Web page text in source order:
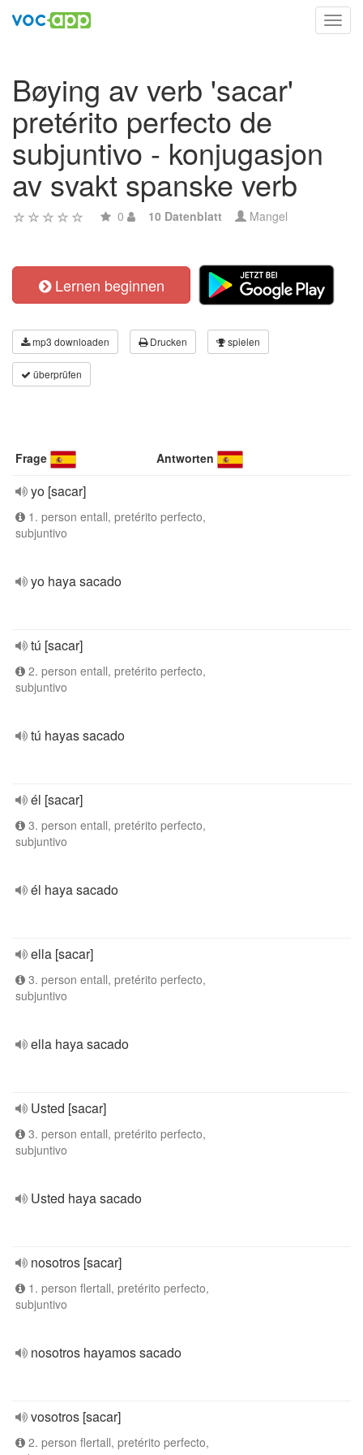
Bøying av verb 'sacar'
pretérito perfecto de
subjuntivo - konjugasjon
av svakt spanske verb
0 10 Datenblatt Mangel
Lernen beginnen
mp3 downloaden Drucken spielen
überprüfen
Frage Antworten
yo [sacar]
1. person entall, pretérito perfecto,
subjuntivo
yo haya sacado
tú [sacar]
2. person entall, pretérito perfecto,
subjuntivo
tú hayas sacado
él [sacar]
3. person entall, pretérito perfecto,
subjuntivo
él haya sacado
ella [sacar]
3. person entall, pretérito perfecto,
subjuntivo
ella haya sacado
Usted [sacar]
3. person entall, pretérito perfecto,
subjuntivo
Usted haya sacado
nosotros [sacar]
1. person flertall, pretérito perfecto,
subjuntivo
nosotros hayamos sacado
vosotros [sacar]
2. person flertall, pretérito perfecto,